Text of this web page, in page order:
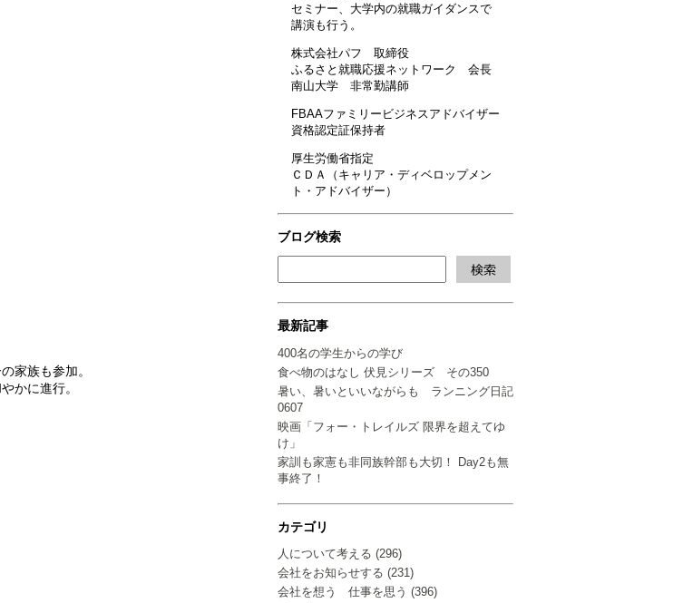
セミナー、大学内の就職ガイダンスで
講演も行う。
株式会社パフ 取締役
ふるさと就職応援ネットワーク 会長
南山大学 非常勤講師
FBAAファミリービジネスアドバイザー
資格認定証保持者
厚生労働省指定
ＣＤＡ（キャリア・ディベロップメン
ト・アドバイザー）
ブログ検索
最新記事
400名の学生からの学び
食べ物のはなし 伏見シリーズ その350
暑い、暑いといいながらも ランニング日記
0607
映画「フォー・トレイルズ 限界を超えてゆ
け」
家訓も家憲も非同族幹部も大切！ Day2も無
事終了！
カテゴリ
人について考える (296)
会社をお知らせする (231)
会社を想う 仕事を思う (396)
家族も参加。
かに進行。